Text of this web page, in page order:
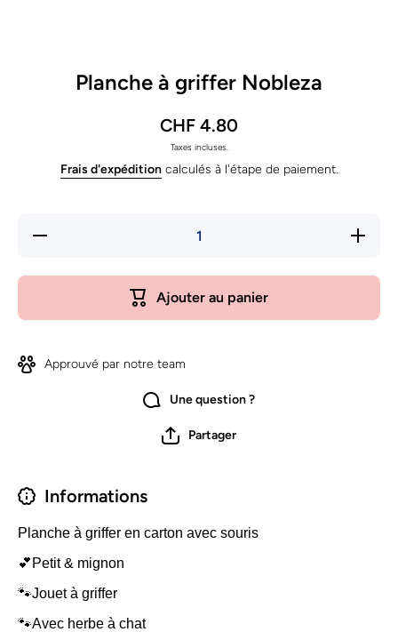
Planche à griffer Nobleza
CHF 4.80
Taxes incluses.
Frais d'expéditioncalculés à l'étape de paiement.
Réduire
la
griffer
Ajouter au panier
Approuvé par notre team
Une question ?
Partager
Informations
Planche à griffer en carton avec souris
💕Petit & mignon
🐾Jouet à griffer
🐾Avec herbe à chat